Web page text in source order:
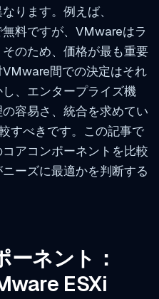
ります。例えば、
料ですが、VMwareはラ
のため、価格が最も重要
間での決定はそれ
、エンタープライズ機
容易さ、統合を求めてい
すべきです。この記事で
アコンポーネントを比較
ーズに最適かを判断する
ーネント：
ESXi